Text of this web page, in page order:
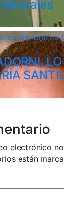
GeneralLa
LO
electrónico
están